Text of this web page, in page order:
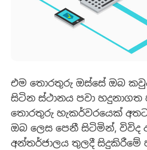
එම තොරතුරු ඔස්සේ ඔබ
සිටින ස්ථානය පවා හදුනාගත
තොරතුරු හැකර්වරයෙක්
ඔබ ලෙස පෙනී සිටිමින්, විවිද
අන්තර්ජාලය තුලදී සිදුකිරීමේ